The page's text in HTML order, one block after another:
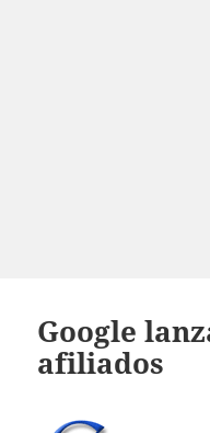
Google
afiliados